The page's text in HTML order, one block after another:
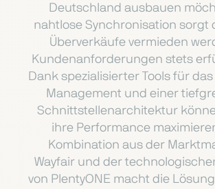
Deutschland ausbauen
nahtlose Synchronisation sorgt
Überverkäufe vermieden
Kundenanforderungen stets
Dank spezialisierter Tools für
Management und einer
Schnittstellenarchitektur
ihre Performance
Kombination aus der
Wayfair und der
von PlentyONE macht die